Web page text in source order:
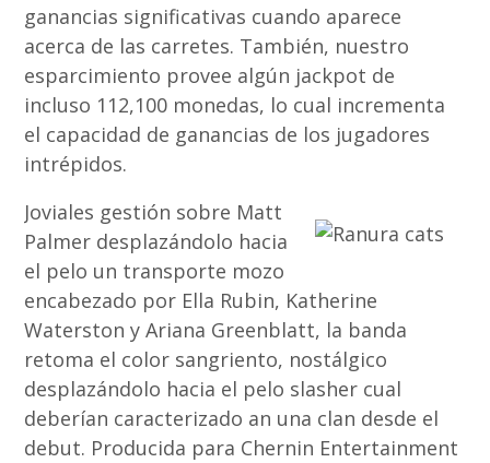
ganancias significativas cuando aparece
acerca de las carretes. También, nuestro
esparcimiento provee algún jackpot de
incluso 112,100 monedas, lo cual incrementa
el capacidad de ganancias de los jugadores
intrépidos.
Joviales gestión sobre Matt
Palmer desplazándolo hacia
el pelo un transporte mozo
encabezado por Ella Rubin, Katherine
Waterston y Ariana Greenblatt, la banda
retoma el color sangriento, nostálgico
desplazándolo hacia el pelo slasher cual
deberían caracterizado an una clan desde el
debut. Producida para Chernin Entertainment